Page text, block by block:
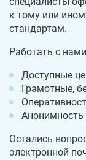
к тому или
стандартам.
Работать с
Доступные
Грамотные,
Анонимность
Остались
электронной